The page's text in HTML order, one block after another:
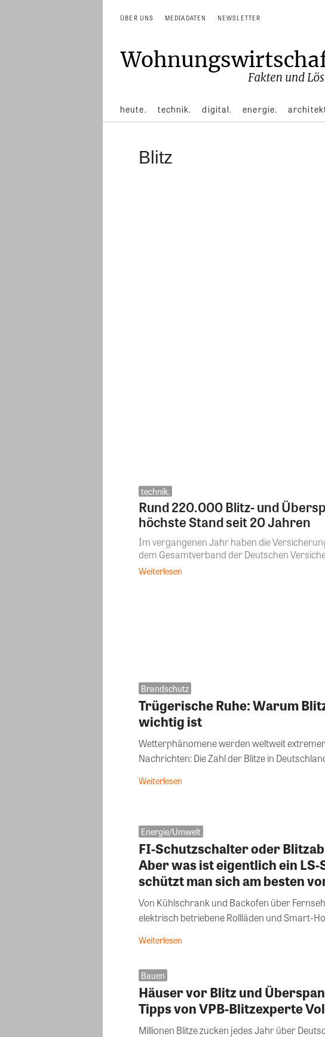
ÜBER UNS MEDIADATEN NEWSLETTER
heute. technik. digital. energie.
Blitz
technik.
Rund 220.000 Blitz- und
höchste Stand seit 20 Jahren
Im vergangenen Jahr haben die
dem Gesamtverband der Deutschen
Weiterlesen
Brandschutz
Trügerische Ruhe: Warum
wichtig ist
Wetterphänomene werden weltweit
Nachrichten: Die Zahl der Blitze in
Weiterlesen
Energie/Umwelt
FI-Schutzschalter oder
Aber was ist eigentlich ein
schützt man sich am besten
Von Kühlschrank und Backofen über
elektrisch betriebene Rollläden und Smart-
Weiterlesen
Bauen
Häuser vor Blitz und
Tipps von VPB-Blitzexperte
Millionen Blitze zucken jedes Jahr über